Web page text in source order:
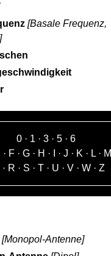
[Basale Frequenz,
0· 1 · 3· 5· 6
· F · G · H · · J · K · L · M
· R · S · T· U · V· W· Z
[Monopol-Antenne]